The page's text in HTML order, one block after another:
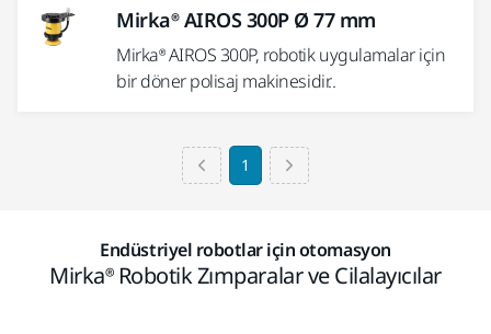
Mirka® AIROS 300P Ø 77 mm
Mirka® AIROS 300P, robotik uygulamalar için
bir döner polisaj makinesidir..
1
Endüstriyel robotlar için otomasyon
Mirka® Robotik Zımparalar ve Cilalayıcılar